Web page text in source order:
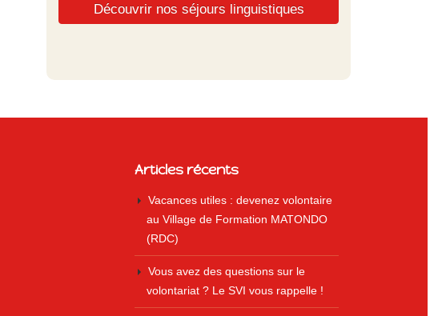
Découvrir nos séjours linguistiques
Articles récents
Vacances utiles : devenez volontaire
au Village de Formation MATONDO
(RDC)
Vous avez des questions sur le
volontariat ? Le SVI vous rappelle !